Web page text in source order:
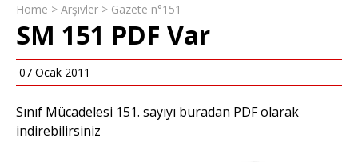
Home > Arşivler > Gazete n°151
SM 151 PDF Var
07 Ocak 2011
Sınıf Mücadelesi 151. sayıyı buradan PDFolarak
indirebilirsiniz